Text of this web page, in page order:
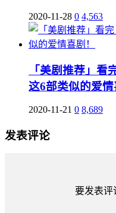
2020-11-28 0 4,563
「美剧推荐」看
这6部类似的爱情
2020-11-21 0 8,689
发表评论
要发表评